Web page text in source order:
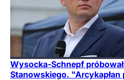
Wysocka-Schnepf
Stanowskiego.